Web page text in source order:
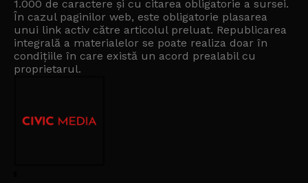
1.000 de caractere și cu citarea obligatorie a sursei.
În cazul paginilor web, este obligatorie plasarea
unui link activ către articolul preluat. Republicarea
integrală a materialelor se poate realiza doar în
condițiile în care există un acord prealabil cu
proprietarul.